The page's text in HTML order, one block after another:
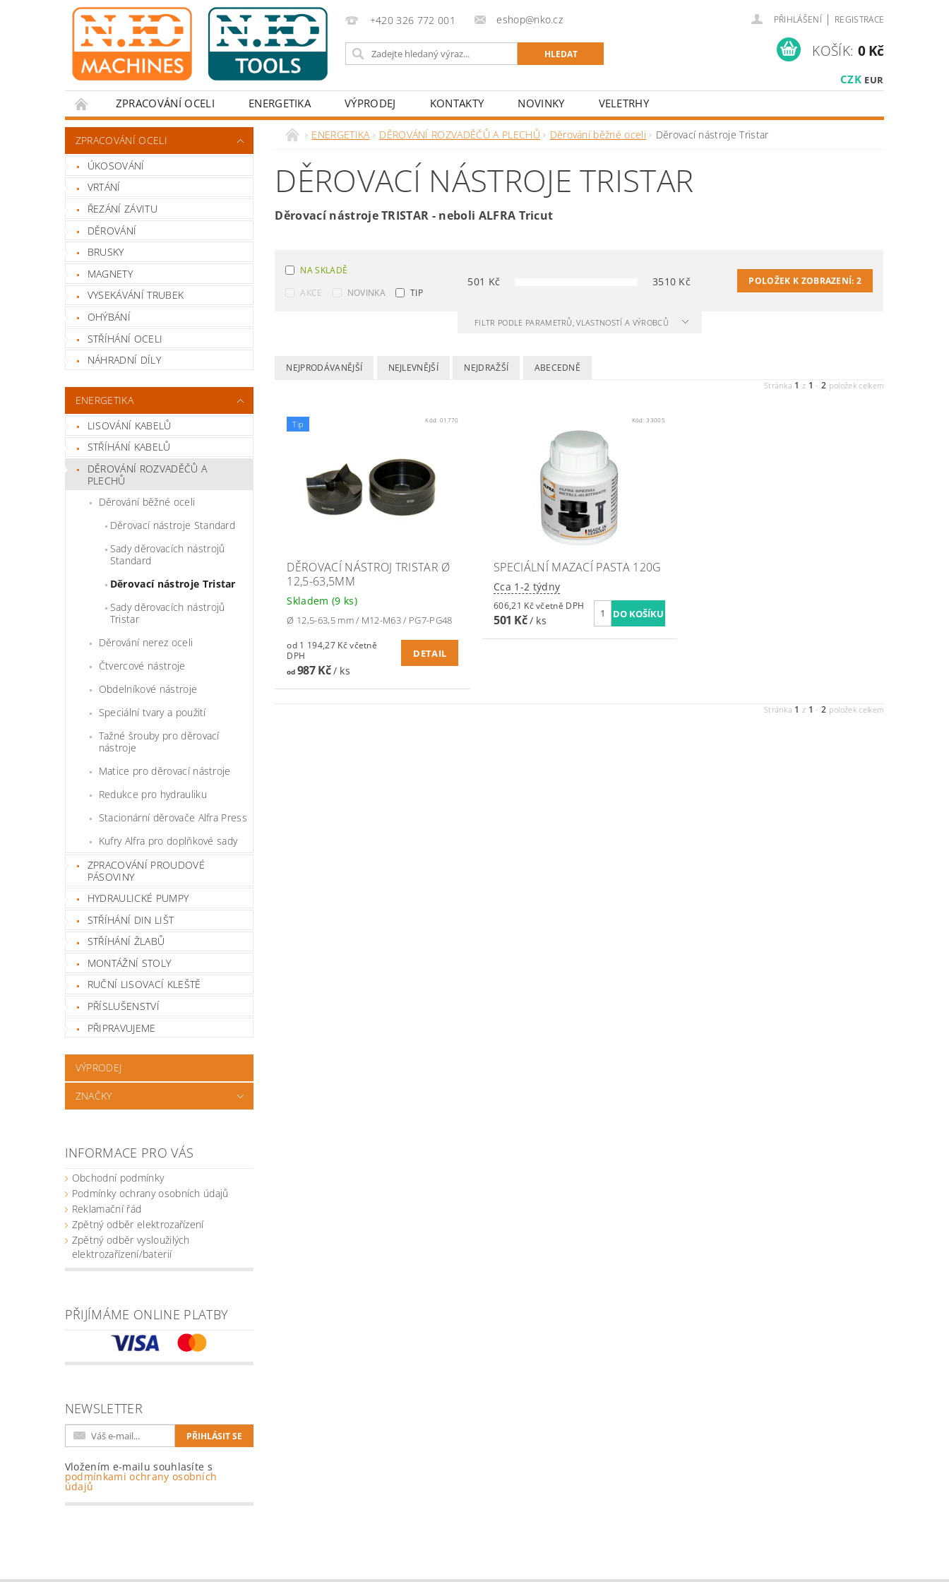
+420 326 772 001 eshop@nko.cz PŘIHLÁŠENÍ | REGISTRACE
CZK EUR
KOŠÍK: 0 Kč
ZPRACOVÁNÍ OCELI ENERGETIKA VÝPRODEJ KONTAKTY NOVINKY VELETRHY
ZPRACOVÁNÍ OCELI
ÚKOSOVÁNÍ
VRTÁNÍ
ŘEZÁNÍ ZÁVITU
DĚROVÁNÍ
BRUSKY
MAGNETY
VYSEKÁVÁNÍ TRUBEK
OHÝBÁNÍ
STŘÍHÁNÍ OCELI
NÁHRADNÍ DÍLY
ENERGETIKA
LISOVÁNÍ KABELŮ
STŘÍHÁNÍ KABELŮ
DĚROVÁNÍ ROZVADĚČŮ A
PLECHŮ
Děrování běžné oceli
Děrovací nástroje Standard
Sady děrovacích nástrojů
Standard
Děrovací nástroje Tristar
Sady děrovacích nástrojů
Tristar
Děrování nerez oceli
Čtvercové nástroje
Obdelníkové nástroje
Speciální tvary a použití
Tažné šrouby pro děrovací
nástroje
Matice pro děrovací nástroje
Redukce pro hydrauliku
Stacionární děrovače Alfra Press
Kufry Alfra pro doplňkové sady
ZPRACOVÁNÍ PROUDOVÉ
PÁSOVINY
HYDRAULICKÉ PUMPY
STŘÍHÁNÍ DIN LIŠT
STŘÍHÁNÍ ŽLABŮ
MONTÁŽNÍ STOLY
RUČNÍ LISOVACÍ KLEŠTĚ
PŘÍSLUŠENSTVÍ
PŘIPRAVUJEME
VÝPRODEJ
ZNAČKY
INFORMACE PRO VÁS
Obchodní podmínky
Podmínky ochrany osobních údajů
Reklamační řád
Zpětný odběr elektrozařízení
Zpětný odběr vysloužilých
elektrozařízení/baterií
PŘIJÍMÁME ONLINE PLATBY
NEWSLETTER
Vložením e-mailu souhlasíte s
podmínkami ochrany osobních
údajů
ENERGETIKA DĚROVÁNÍ ROZVADĚČŮ A PLECHŮ Děrování běžné oceli Děrovací nástroje Tristar
DĚROVACÍ NÁSTROJE TRISTAR
Děrovací nástroje TRISTAR - neboli ALFRA Tricut
NA SKLADĚ
AKCE
NOVINKA TIP
501 Kč 3510 Kč POLOŽEK K ZOBRAZENÍ:2
FILTR PODLE PARAMETRŮ, VLASTNOSTÍ A VÝROBCŮ
NEJPRODÁVANĚJŠÍ NEJLEVNĚJŠÍ NEJDRAŽŠÍ ABECEDNĚ
Stránka 1 z 1 -2 položek celkem
Tip Kód: 01770
DĚROVACÍ NÁSTROJ TRISTAR Ø
12,5-63,5MM
Skladem (9 ks)
Ø 12,5-63,5 mm / M12-M63 / PG7-PG48
od 1 194,27 Kč včetně
DPH
od987 Kč/ ks
DETAIL
Kód:33005
SPECIÁLNÍ MAZACÍ PASTA 120G
Cca 1-2 týdny
606,21 Kč včetně DPH
501 Kč/ ks
Stránka 1 z 1 -2 položek celkem